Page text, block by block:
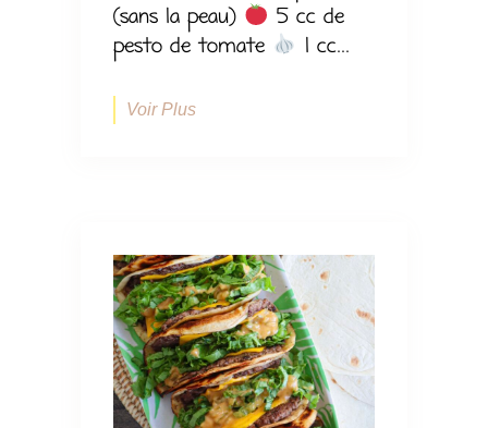
(sans la peau)
5 cc de
pesto de tomate
1 cc...
Voir Plus